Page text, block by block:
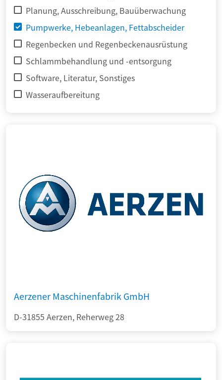
Planung, Ausschreibung, Bauüberwachung
Pumpwerke, Hebeanlagen, Fettabscheider
Regenbecken und Regenbeckenausrüstung
Schlammbehandlung und -entsorgung
Software, Literatur, Sonstiges
Wasseraufbereitung
Aerzener Maschinenfabrik GmbH
D-31855 Aerzen, Reherweg 28